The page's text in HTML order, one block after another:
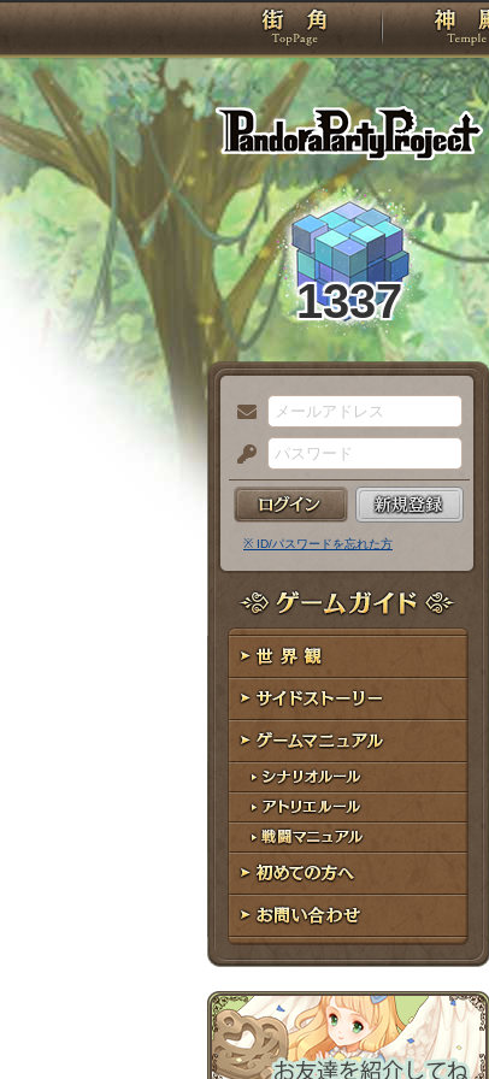
TOP
1337
メ
ー
ル
ア
ド
レ
ス
パ
ス
ー
ド
※ ID/パスワードを忘れた方
ゲームガイド
世界観
サイドストーリー
ゲームマニュアル
シナリオルール
アトリエルール
戦闘マニュアル
初めての方へ
お問い合わせ